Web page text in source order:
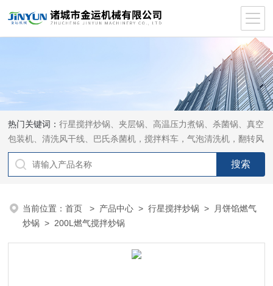
热门关键词：行星搅拌炒锅、夹层锅、高温压力煮锅、杀菌锅、真空
包装机、清洗风干线、巴氏杀菌机，搅拌料车，气泡清洗机，翻转风
干机
当前位置：首页 > 产品中心 >行星搅拌炒锅 >
月饼馅燃气
炒锅 > 200L燃气搅拌炒锅